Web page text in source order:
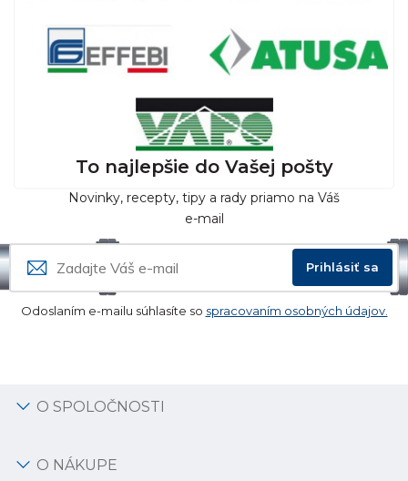
To najlepšie do Vašej pošty
Novinky, recepty, tipy a rady priamo na Váš
e-mail
Prihlásiť sa
Odoslaním e-mailu súhlasíte so spracovaním osobných údajov.
O SPOLOČNOSTI
O NÁKUPE